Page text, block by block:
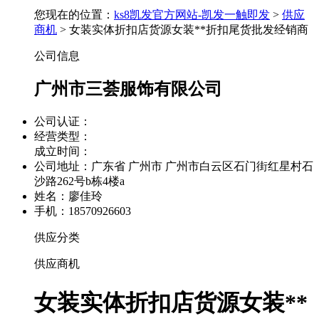
您现在的位置： ks8凯发官方网站-凯发一触即发 > 供应
商机 > 女装实体折扣店货源女装**折扣尾货批发经销商
公司信息
广州市三荟服饰有限公司
公司认证：
经营类型：
成立时间：
公司地址： 广东省 广州市 广州市白云区石门街红星村石
沙路262号b栋4楼a
姓名：廖佳玲
手机：18570926603
供应分类
供应商机
女装实体折扣店货源女装**